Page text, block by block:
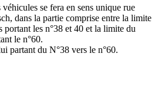
se fera en sens unique rue
dans la partie comprise entre la limite
portant les n°38 et 40 et la limite du
le n°60.
partant du N°38 vers le n°60.